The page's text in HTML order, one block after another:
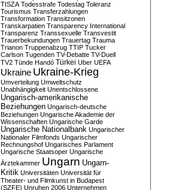
TISZA Todesstrafe Todestag Toleranz
Tourismus Transferzahlungen
Transformation Transitzonen
Transkarpatien Transparency International
Transparenz Transsexuelle Transvestit
Trauerbekundungen Trauertag Trauma
Trianon Truppenabzug TTIP Tucker
Carlson Tugenden TV-Debatte TV-Duell
TV2 Tünde Handó Türkei Uber UEFA
Ukraine Ukraine-Krieg
Umverteilung Umweltschutz
Unabhängigkeit Unentschlossene
Ungarisch-amerikanische
Beziehungen Ungarisch-deutsche
Beziehungen Ungarische Akademie der
Wissenschaften Ungarische Garde
Ungarische Nationalbank Ungarischer
Nationaler Filmfonds Ungarischer
Rechnungshof Ungarisches Parlament
Ungarische Staatsoper Ungarische
Ärztekammer Ungarn Ungarn-
Kritik Universitäten Universität für
Theater- und Filmkunst in Budapest
(SZFE) Unruhen 2006 Unternehmen